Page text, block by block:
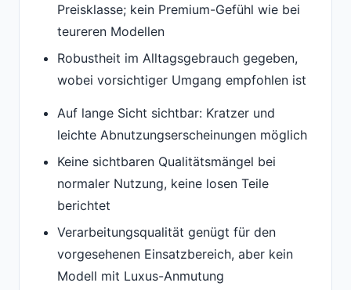
Preisklasse; kein Premium-Gefühl wie bei
teureren Modellen
Robustheit im Alltagsgebrauch gegeben,
wobei vorsichtiger Umgang empfohlen ist
Auf lange Sicht sichtbar: Kratzer und
leichte Abnutzungserscheinungen möglich
Keine sichtbaren Qualitätsmängel bei
normaler Nutzung, keine losen Teile
berichtet
Verarbeitungsqualität genügt für den
vorgesehenen Einsatzbereich, aber kein
Modell mit Luxus-Anmutung